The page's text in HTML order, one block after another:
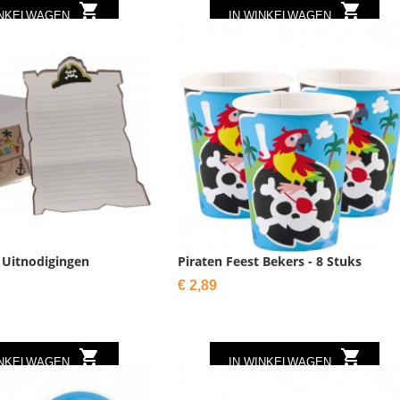
 IN WINKELWAGEN 

Piraten Feest Bekers - 8 Stuks
Prijs
€ 2,89
IN WINKELWAGEN 